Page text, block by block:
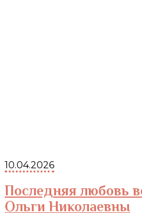
10.04.2026
Последняя любовь
Ольги Николаевны